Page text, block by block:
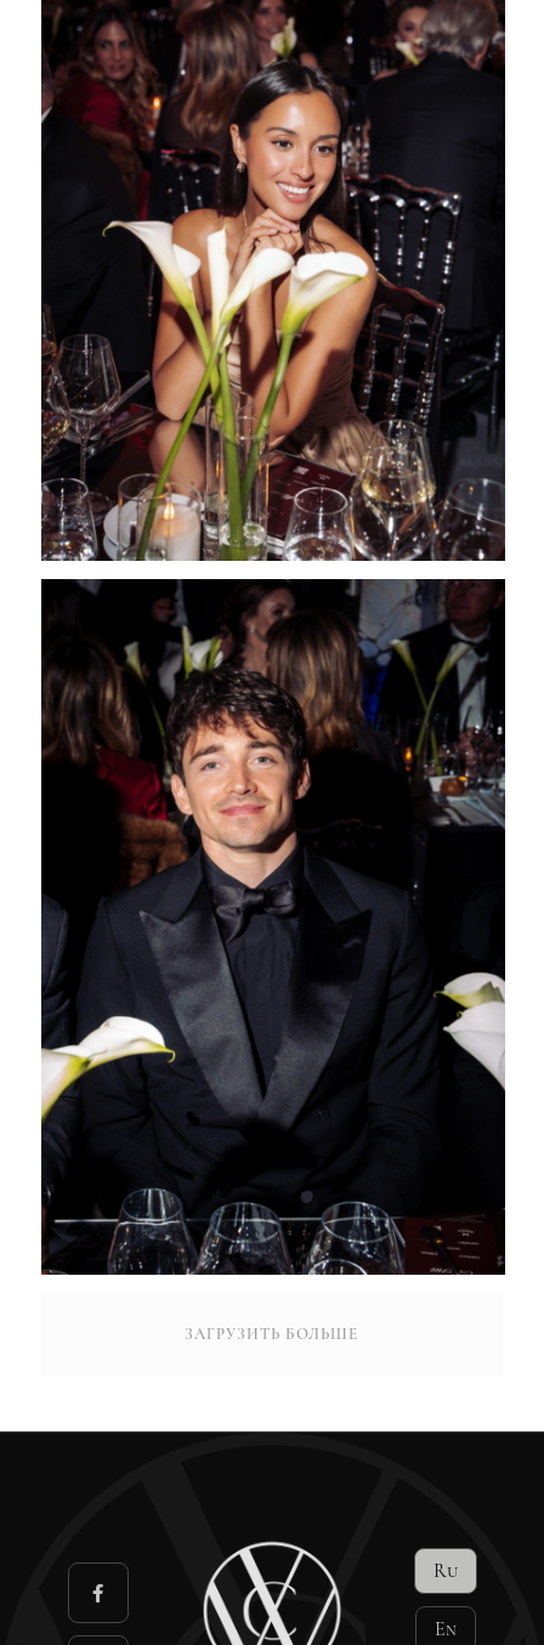
ЗАГРУЗИТЬ БОЛЬШЕ
Ru
En